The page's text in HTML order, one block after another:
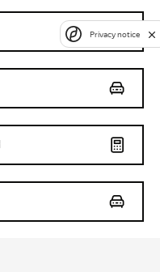
Privacy notice